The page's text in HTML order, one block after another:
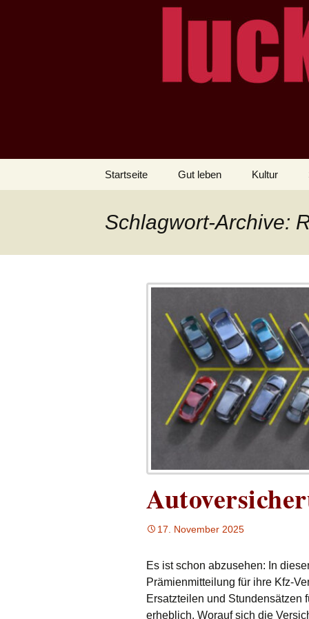
LUCKX
– das Magazin
Startseite Gut leben Kultur
Schlagwort-Archive:
17. November 2025
Es ist schon abzusehen: In
Prämienmitteilung für ihre Kfz-
Ersatzteilen und Stundensätzen
erheblich. Worauf sich die